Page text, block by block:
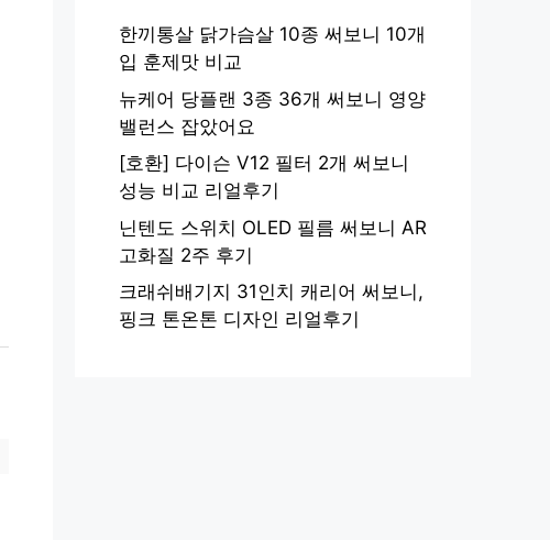
한끼통살 닭가슴살 10종 써보니 10개
입 훈제맛 비교
뉴케어 당플랜 3종 36개 써보니 영양
밸런스 잡았어요
[호환] 다이슨 V12 필터 2개 써보니
성능 비교 리얼후기
닌텐도 스위치 OLED 필름 써보니 AR
고화질 2주 후기
크래쉬배기지 31인치 캐리어 써보니,
핑크 톤온톤 디자인 리얼후기